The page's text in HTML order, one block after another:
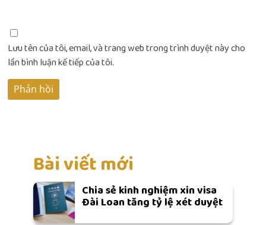
Lưu tên của tôi, email, và trang web trong trình duyệt này cho
lần bình luận kế tiếp của tôi.
Bài viết mới
Chia sẻ kinh nghiệm xin visa
Đài Loan tăng tỷ lệ xét duyệt